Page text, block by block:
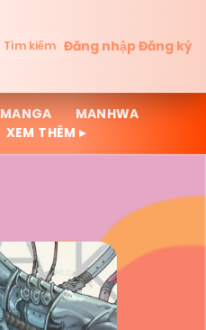
Tìm kiếm Đăng nhậpĐăng ký
MANGA
MANHWA
XEM THÊM ▸